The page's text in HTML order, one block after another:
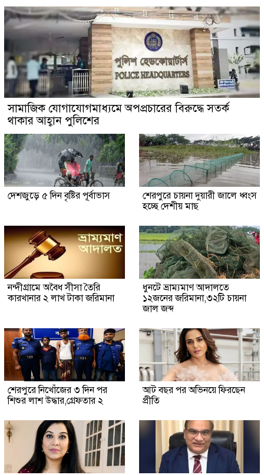
সামাজিক যোগাযোগমাধ্যমে অপপ্রচারের বিরুদ্ধে সতর্ক
থাকার আহ্বান পুলিশের
দেশজুড়ে ৫ দিন বৃষ্টির পূর্বাভাস
শেরপুরে চায়না দুয়ারী জালে ধ্বংস
হচ্ছে দেশীয় মাছ
নন্দীগ্রামে অবৈধ সীসা তৈরি
কারখানার ২ লাখ টাকা জরিমানা
ধুনটে ভ্রাম্যমাণ আদালতে
১২জনের জরিমানা,৩২টি চায়না
জাল জব্দ
শেরপুরে নিখোঁজের ৩ দিন পর
শিশুর লাশ উদ্ধার,গ্রেফতার ২
আট বছর পর অভিনয়ে ফিরছেন
প্রীতি